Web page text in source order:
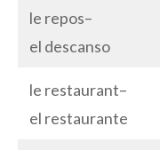
le repos–
el descanso
le restaurant–
el restaurante